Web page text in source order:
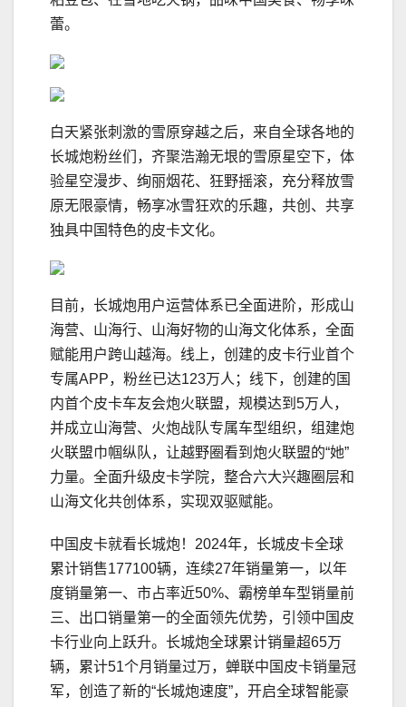
蕾。
白天紧张刺激的雪原穿越之后，来自全球各地的
长城炮粉丝们，齐聚浩瀚无垠的雪原星空下，体
验星空漫步、绚丽烟花、狂野摇滚，充分释放雪
原无限豪情，畅享冰雪狂欢的乐趣，共创、共享
独具中国特色的皮卡文化。
目前，长城炮用户运营体系已全面进阶，形成山
海营、山海行、山海好物的山海文化体系，全面
赋能用户跨山越海。线上，创建的皮卡行业首个
专属APP，粉丝已达123万人；线下，创建的国
内首个皮卡车友会炮火联盟，规模达到5万人，
并成立山海营、火炮战队专属车型组织，组建炮
火联盟巾帼纵队，让越野圈看到炮火联盟的“她”
力量。全面升级皮卡学院，整合六大兴趣圈层和
山海文化共创体系，实现双驱赋能。
中国皮卡就看长城炮！2024年，长城皮卡全球
累计销售177100辆，连续27年销量第一，以年
度销量第一、市占率近50%、霸榜单车型销量前
三、出口销量第一的全面领先优势，引领中国皮
卡行业向上跃升。长城炮全球累计销量超65万
辆，累计51个月销量过万，蝉联中国皮卡销量冠
军，创造了新的“长城炮速度”，开启全球智能豪